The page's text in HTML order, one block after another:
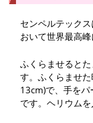
センペルテック
おいて世界最高
ふくらませると
す。ふくらませ
13cm)で、手をパ
です。ヘリウムを